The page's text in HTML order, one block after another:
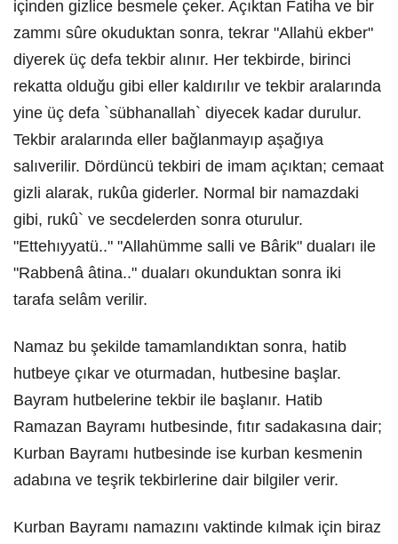
içinden gizlice besmele çeker. Açıktan Fatiha ve bir
zammı sûre okuduktan sonra, tekrar "Allahü ekber"
diyerek üç defa tekbir alınır. Her tekbirde, birinci
rekatta olduğu gibi eller kaldırılır ve tekbir aralarında
yine üç defa `sübhanallah` diyecek kadar durulur.
Tekbir aralarında eller bağlanmayıp aşağıya
salıverilir. Dördüncü tekbiri de imam açıktan; cemaat
gizli alarak, rukûa giderler. Normal bir namazdaki
gibi, rukû` ve secdelerden sonra oturulur.
"Ettehıyyatü.." "Allahümme salli ve Bârik" duaları ile
"Rabbenâ âtina.." duaları okunduktan sonra iki
tarafa selâm verilir.
Namaz bu şekilde tamamlandıktan sonra, hatib
hutbeye çıkar ve oturmadan, hutbesine başlar.
Bayram hutbelerine tekbir ile başlanır. Hatib
Ramazan Bayramı hutbesinde, fıtır sadakasına dair;
Kurban Bayramı hutbesinde ise kurban kesmenin
adabına ve teşrik tekbirlerine dair bilgiler verir.
Kurban Bayramı namazını vaktinde kılmak için biraz